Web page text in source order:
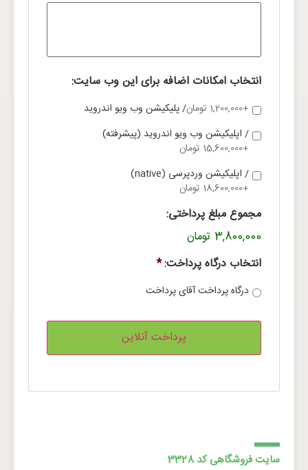
انتخاب امکانات اضافه برای این وب سایت:
/ پلیکیشن وب ویو اندروید
+1,200,000 تومان
/ اپلیکیشن وب ویو اندروید (پیشرفته)
+15,600,000 تومان
/ اپلیکیشن وردپرسی (native)
+18,600,000 تومان
مجموع مبلغ پرداختی:
3,800,000 تومان
انتخاب درگاه پرداخت:*
درگاه پرداخت آقای پرداخت
سایت فروشگاهی کد 3328